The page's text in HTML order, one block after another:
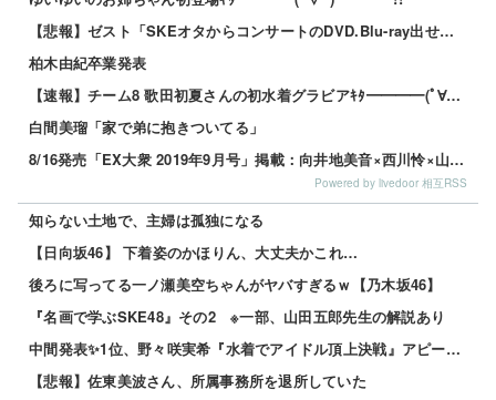
【悲報】ゼスト「SKEオタからコンサートのDVD.Blu-ray出せって言われたが2千かかるしペイで...
柏木由紀卒業発表
【速報】チーム8 歌田初夏さんの初水着グラビアｷﾀ━━━━(ﾟ∀ﾟ)━━━━!!
白間美瑠「家で弟に抱きついてる」
8/16発売「EX大衆 2019年9月号」掲載：向井地美音×西川怜×山内瑞葵（AKB48）、村瀬紗英...
Powered by livedoor 相互RSS
知らない土地で、主婦は孤独になる
【日向坂46】 下着姿のかほりん、大丈夫かこれ…
後ろに写ってる一ノ瀬美空ちゃんがヤバすぎるｗ【乃木坂46】
『名画で学ぶSKE48』その2 ※一部、山田五郎先生の解説あり
中間発表✨1位、野々咲実希『水着でアイドル頂上決戦』アピール????動画????まとめ
【悲報】佐東美波さん、所属事務所を退所していた